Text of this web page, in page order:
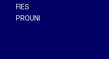
FIES
PROUNI